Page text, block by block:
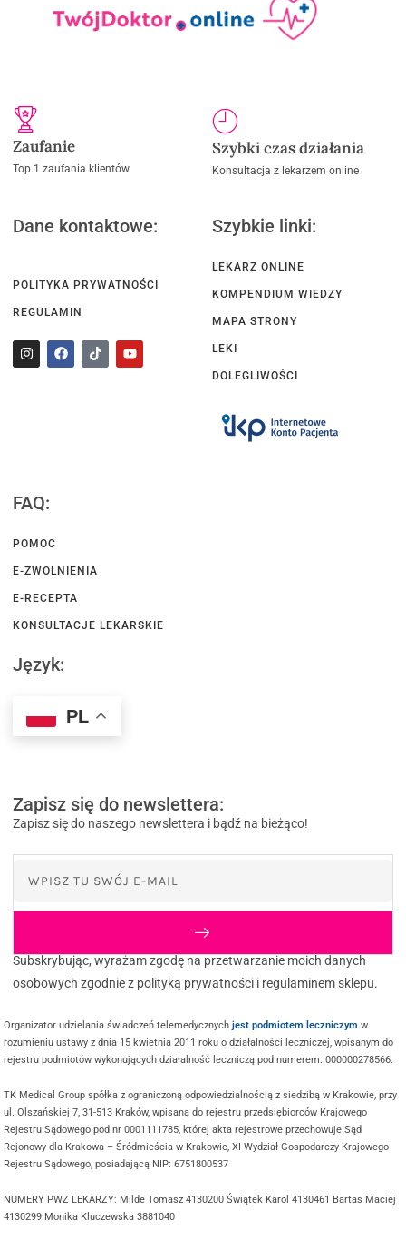
Zaufanie
Top 1 zaufania klientów
Szybki czas działania
Konsultacja z lekarzem online
Dane kontaktowe:
POLITYKA PRYWATNOŚCI
REGULAMIN
Szybkie linki:
LEKARZ ONLINE
KOMPENDIUM WIEDZY
MAPA STRONY
LEKI
DOLEGLIWOŚCI
FAQ:
POMOC
E-ZWOLNIENIA
E-RECEPTA
KONSULTACJE LEKARSKIE
Język:
PL
Zapisz się do newslettera:
Zapisz się do naszego newslettera i bądź na bieżąco!
Subskrybując, wyrażam zgodę na przetwarzanie moich danych
osobowych zgodnie z polityką prywatności i regulaminem sklepu.
Organizator udzielania świadczeń telemedycznychjest podmiotem leczniczym w
rozumieniu ustawy z dnia 15 kwietnia 2011 roku o działalności leczniczej, wpisanym do
rejestru podmiotów wykonujących działalność leczniczą pod numerem: 000000278566.
TK Medical Group spółka z ograniczoną odpowiedzialnością z siedzibą w Krakowie, przy
ul. Olszańskiej 7, 31-513 Kraków, wpisaną do rejestru przedsiębiorców Krajowego
Rejestru Sądowego pod nr 0001111785, której akta rejestrowe przechowuje Sąd
Rejonowy dla Krakowa – Śródmieścia w Krakowie, XI Wydział Gospodarczy Krajowego
Rejestru Sądowego, posiadającą NIP: 6751800537
NUMERY PWZ LEKARZY: Milde Tomasz 4130200 Świątek Karol 4130461 Bartas Maciej
4130299 Monika Kluczewska 3881040